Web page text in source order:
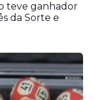
teve ganhador
da Sorte e